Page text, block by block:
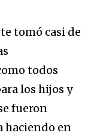
tomó casi de
todos
los hijos y
fueron
haciendo en